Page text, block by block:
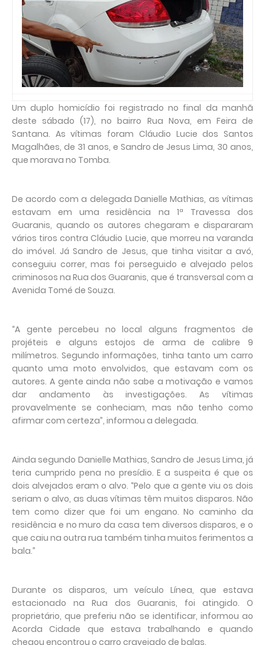
Um duplo homicídio foi registrado no final da manhã
deste sábado (17), no bairro Rua Nova, em Feira de
Santana. As vítimas foram Cláudio Lucie dos Santos
Magalhães, de 31 anos, e Sandro de Jesus Lima, 30 anos,
que morava no Tomba.
De acordo com a delegada Danielle Mathias, as vítimas
estavam em uma residência na 1ª Travessa dos
Guaranis, quando os autores chegaram e dispararam
vários tiros contra Cláudio Lucie, que morreu na varanda
do imóvel. Já Sandro de Jesus, que tinha visitar a avó,
conseguiu correr, mas foi perseguido e alvejado pelos
criminosos na Rua dos Guaranis, que é transversal com a
Avenida Tomé de Souza.
“A gente percebeu no local alguns fragmentos de
projéteis e alguns estojos de arma de calibre 9
milímetros. Segundo informações, tinha tanto um carro
quanto uma moto envolvidos, que estavam com os
autores. A gente ainda não sabe a motivação e vamos
dar andamento às investigações. As vítimas
provavelmente se conheciam, mas não tenho como
afirmar com certeza”, informou a delegada.
Ainda segundo Danielle Mathias, Sandro de Jesus Lima, já
teria cumprido pena no presídio. E a suspeita é que os
dois alvejados eram o alvo. “Pelo que a gente viu os dois
seriam o alvo, as duas vítimas têm muitos disparos. Não
tem como dizer que foi um engano. No caminho da
residência e no muro da casa tem diversos disparos, e o
que caiu na outra rua também tinha muitos ferimentos a
bala.”
Durante os disparos, um veículo Línea, que estava
estacionado na Rua dos Guaranis, foi atingido. O
proprietário, que preferiu não se identificar, informou ao
Acorda Cidade que estava trabalhando e quando
chegou encontrou o carro cravejado de balas.